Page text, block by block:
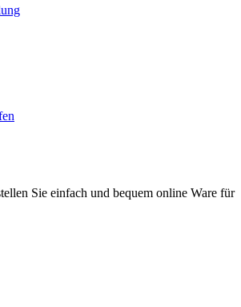
Sie einfach und bequem online Ware für